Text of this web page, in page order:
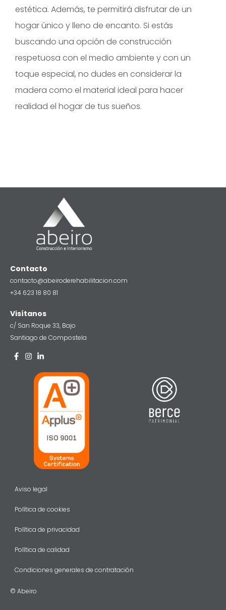
estética. Además, te permitirá disfrutar de un
hogar único y lleno de encanto. Si estás
buscando una opción de construcción
respetuosa con el medio ambiente y con un
toque especial, no dudes en considerar la
madera como el material ideal para hacer
realidad el hogar de tus sueños.
Contacto
contacto@abeiroderehabilitacion.com
+34 623 18 80 81
Visítanos
c/ San Roque 33, Bajo
Santiago de Compostela
© Abeiro
Aviso legal
Política de cookies
Política de privacidad
Política de calidad
Condiciones generales de contratación